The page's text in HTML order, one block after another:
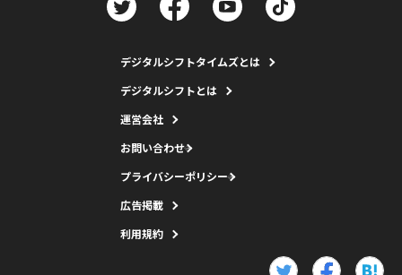
デジタルシフトタイムズとは
デジタルシフトとは
運営会社
お問い合わせ
プライバシーポリシー
広告掲載
利用規約